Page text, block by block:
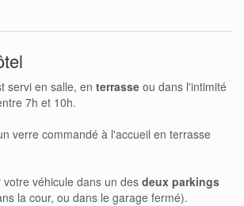
servi en salle, en terrasse ou dans l'intimité
7h et 10h.
verre commandé à l'accueil en terrasse
véhicule dans un des deux parkings
la cour, ou dans le garage fermé).